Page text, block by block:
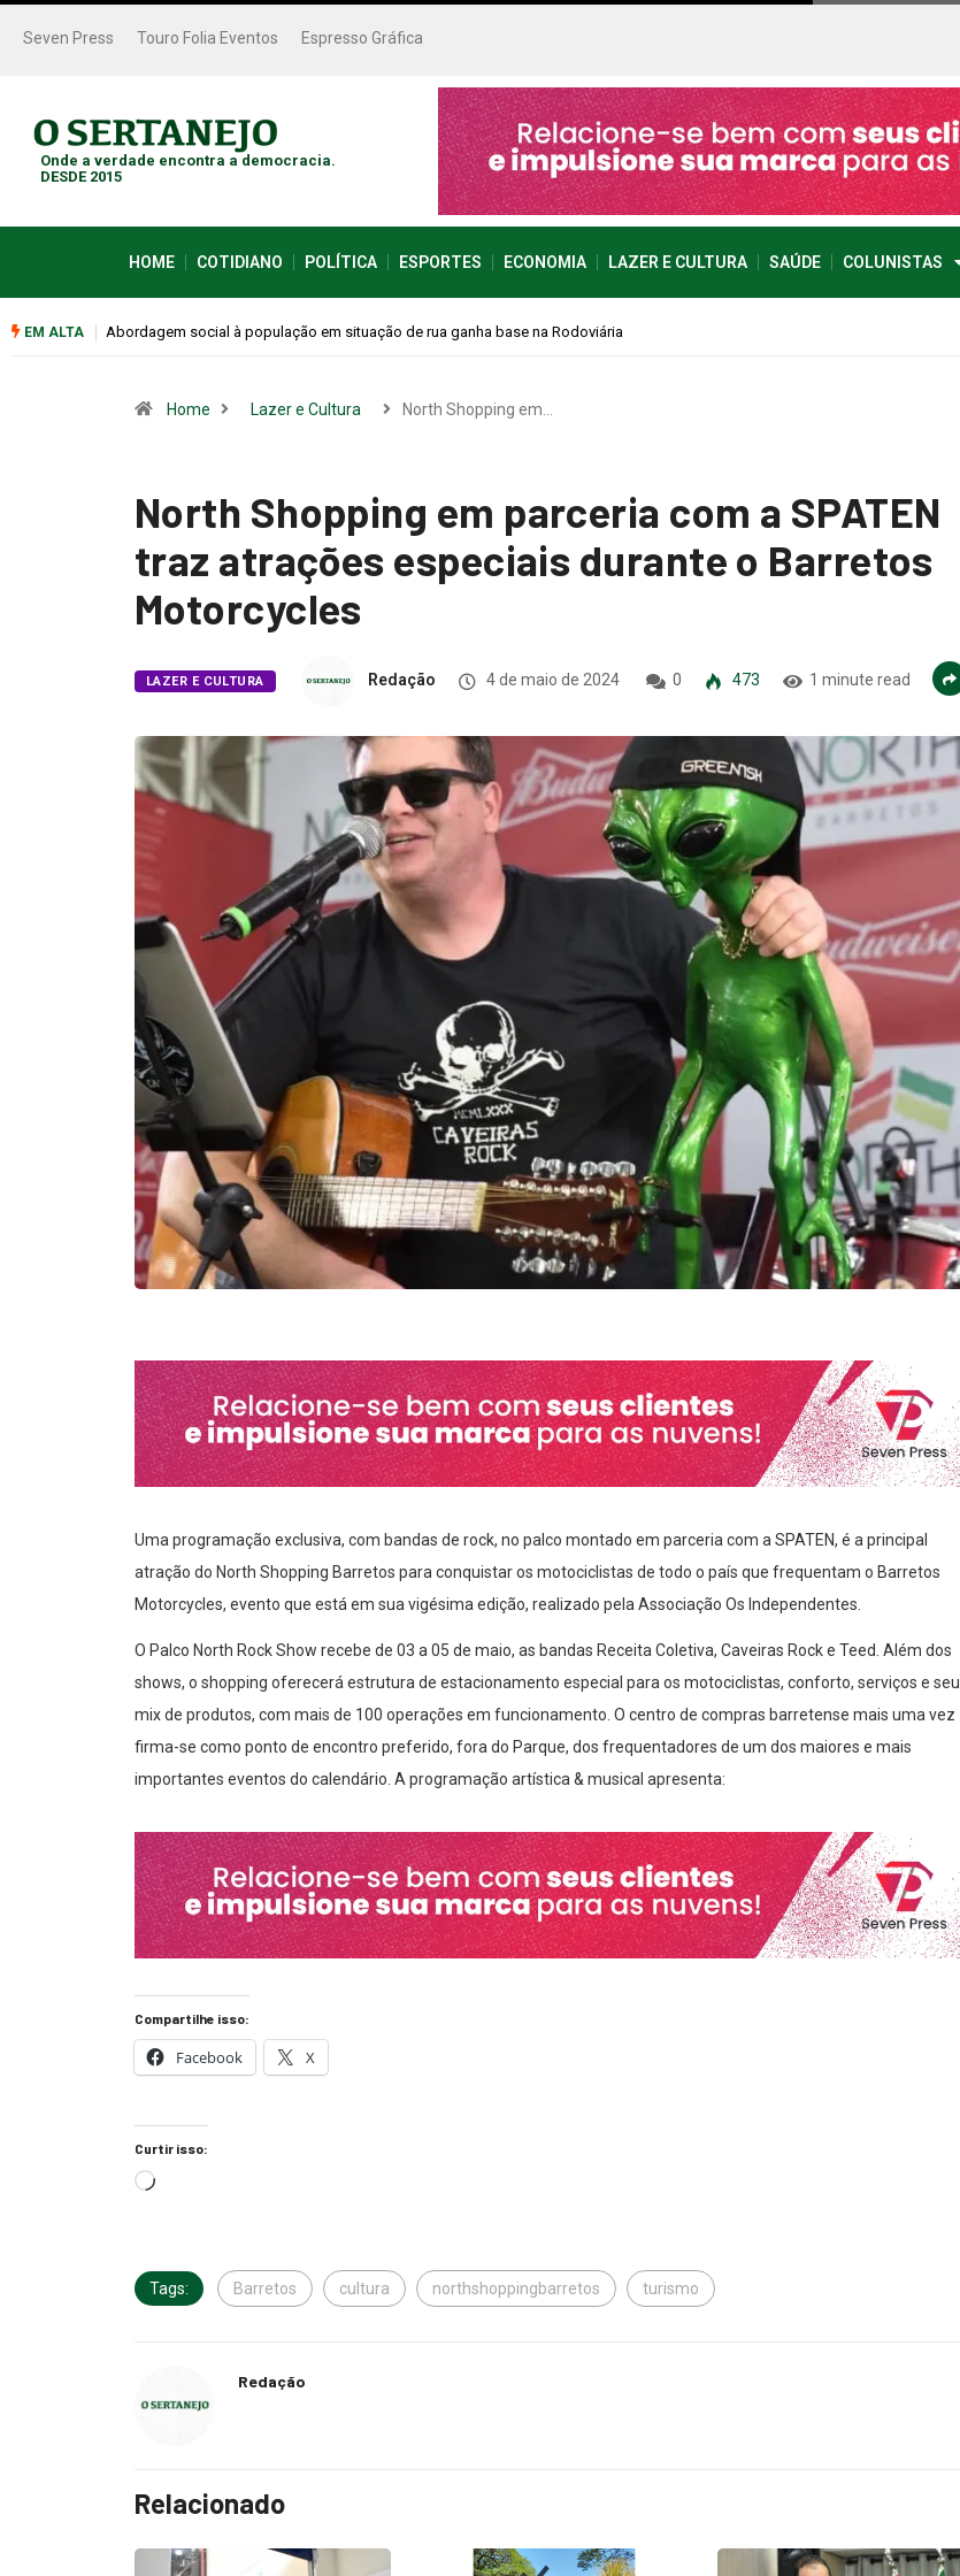
Seven Press Touro Folia Eventos Espresso Gráfica
Onde a verdade encontra a democracia.
DESDE 2015
HOME COTIDIANO POLÍTICA ESPORTES ECONOMIA LAZER E CULTURA SAÚDE COLUNISTAS
EM ALTA Cemitérios terão horário especial e missas no Dia dos Pais
Home Lazer e Cultura North Shopping em…
North Shopping em parceria com a SPATEN
traz atrações especiais durante o Barretos
Motorcycles
LAZER E CULTURA Redação 4 de maio de 2024 0 473 1 minute read
Uma programação exclusiva, com bandas de rock, no palco montado em parceria com a SPATEN, é a principal
atração do North Shopping Barretos para conquistar os motociclistas de todo o país que frequentam o Barretos
Motorcycles, evento que está em sua vigésima edição, realizado pela Associação Os Independentes.
O Palco North Rock Show recebe de 03 a 05 de maio, as bandas Receita Coletiva, Caveiras Rock e Teed. Além dos
shows, o shopping oferecerá estrutura de estacionamento especial para os motociclistas, conforto, serviços e seu
mix de produtos, com mais de 100 operações em funcionamento. O centro de compras barretense mais uma vez
firma-se como ponto de encontro preferido, fora do Parque, dos frequentadores de um dos maiores e mais
importantes eventos do calendário. A programação artística & musical apresenta:
Compartilhe isso:
Facebook X
Curtir isso:
Tags: Barretos cultura northshoppingbarretos turismo
Redação
Relacionado